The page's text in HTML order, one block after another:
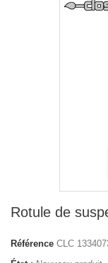
Rotule de
Référence CLC